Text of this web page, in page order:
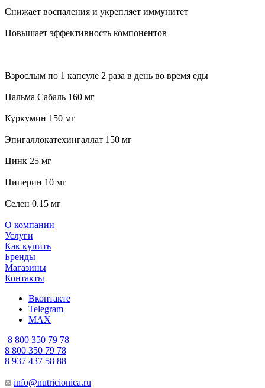
Снижает воспаления и укрепляет иммунитет
Повышает эффективность компонентов
Взрослым по 1 капсуле 2 раза в день во время еды
Пальма Сабаль 160 мг
Куркумин 150 мг
Эпигаллокатехингаллат 150 мг
Цинк 25 мг
Пиперин 10 мг
Селен 0.15 мг
О компании
Услуги
Как купить
Бренды
Магазины
Контакты
Вконтакте
Telegram
MAX
8 800 350 79 78
8 800 350 79 78
8 937 437 58 88
info@nutricionica.ru